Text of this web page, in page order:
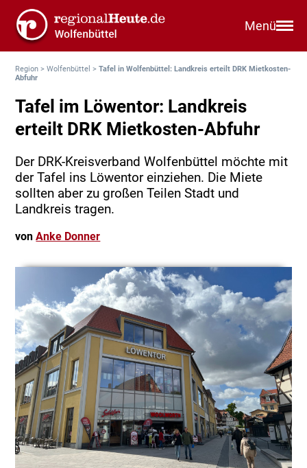
Menü
Region >Wolfenbüttel >Tafel in Wolfenbüttel: Landkreis erteilt DRK Mietkosten-
Abfuhr
Tafel im Löwentor: Landkreis
erteilt DRK Mietkosten-Abfuhr
Der DRK-Kreisverband Wolfenbüttel möchte mit
der Tafel ins Löwentor einziehen. Die Miete
sollten aber zu großen Teilen Stadt und
Landkreis tragen.
vonAnke Donner